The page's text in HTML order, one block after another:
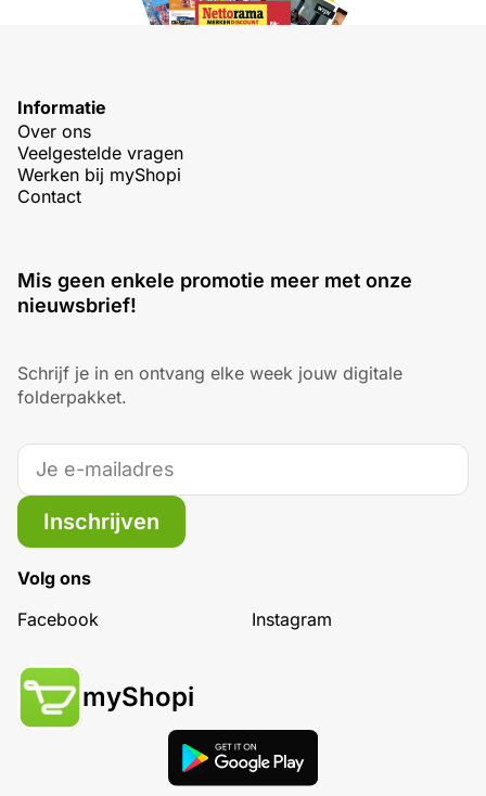
Informatie
Over ons
Veelgestelde vragen
Werken bij myShopi
Contact
Mis geen enkele promotie meer met onze
nieuwsbrief!
Schrijf je in en ontvang elke week jouw digitale
folderpakket.
Inschrijven
Volg ons
Facebook
Instagram
myShopi